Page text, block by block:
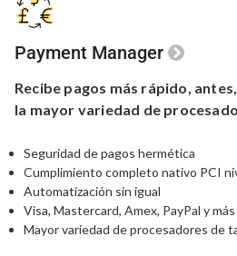
Payment Manager
Recibe pagos más rápido, antes,
la mayor variedad de
Seguridad de pagos hermética
Cumplimiento completo nativo PCI
Automatización sin igual
Visa, Mastercard, Amex, PayPal y más
Mayor variedad de procesadores de